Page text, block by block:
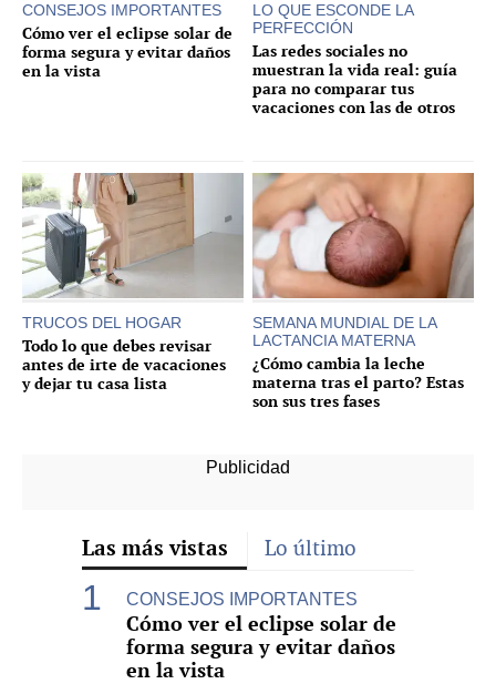
CONSEJOS IMPORTANTES
Cómo ver el eclipse solar de
forma segura y evitar daños
en la vista
LO QUE ESCONDE LA
PERFECCIÓN
Las redes sociales no
muestran la vida real: guía
para no comparar tus
vacaciones con las de otros
TRUCOS DEL HOGAR
Todo lo que debes revisar
antes de irte de vacaciones
y dejar tu casa lista
SEMANA MUNDIAL DE LA
LACTANCIA MATERNA
¿Cómo cambia la leche
materna tras el parto? Estas
son sus tres fases
Las más vistas Lo último
CONSEJOS IMPORTANTES
Cómo ver el eclipse solar de
forma segura y evitar daños
en la vista